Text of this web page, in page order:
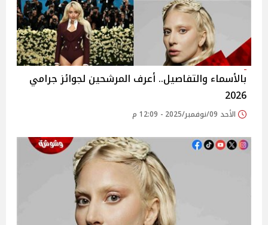
بالأسماء والتفاصيل.. أعرف المرشحين لجوائز جرامي
2026
الأحد 09/نوفمبر/2025 - 12:09 م